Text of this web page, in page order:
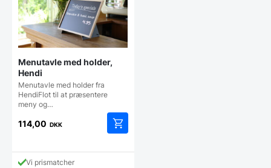
Menutavle med holder,
Hendi
Menutavle med holder fra
HendiFlot til at præsentere
meny og…
114,00 DKK
vare
Vi prismatcher